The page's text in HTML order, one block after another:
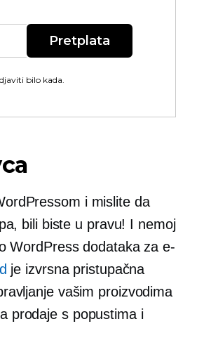
Pretplata
bilo kada.
i mislite da
bili biste u pravu! I nemoj
WordPress dodataka za e-
je izvrsna pristupačna
vašim proizvodima
prodaje s popustima i